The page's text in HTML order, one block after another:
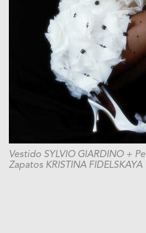
Vestido SYLVIO GIARDINO +
Zapatos KRISTINA FIDELSKAYA